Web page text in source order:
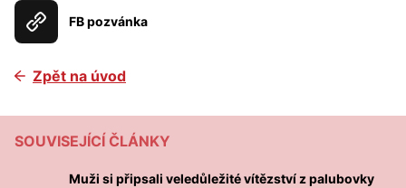
FB pozvánka
Zpět na úvod
SOUVISEJÍCÍ ČLÁNKY
Muži si připsali veledůležité vítězství z palubovky
Tabulka CE soutěž juniorů
Související články